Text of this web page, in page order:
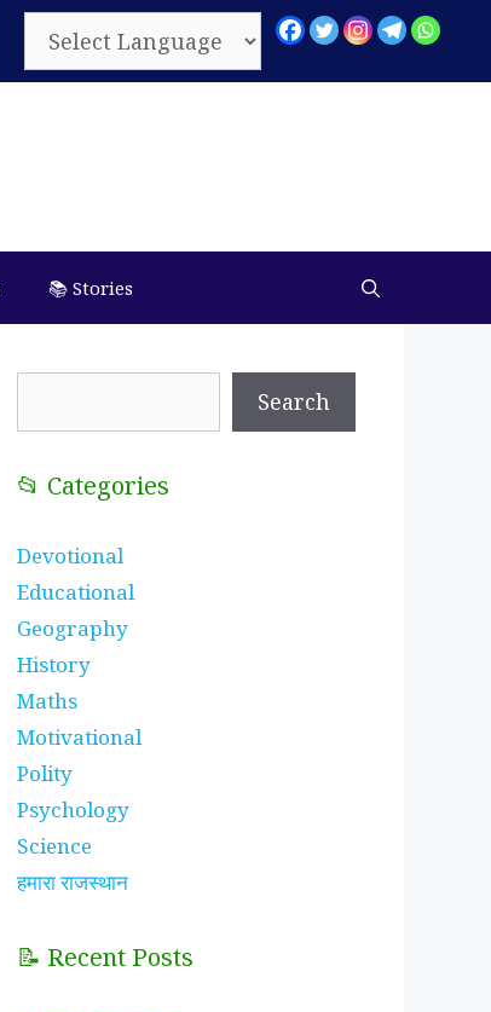
📚 Stories
Search
📂 Categories
Devotional
Educational
Geography
History
Maths
Motivational
Polity
Psychology
Science
हमारा राजस्थान
📝 Recent Posts